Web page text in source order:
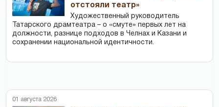
отстояли театр»
Художественный руководитель
Татарского драмтеатра – о «смуте» первых лет на
должности, разнице подходов в Челнах и Казани и
сохранении национальной идентичности.
01 августа 2026